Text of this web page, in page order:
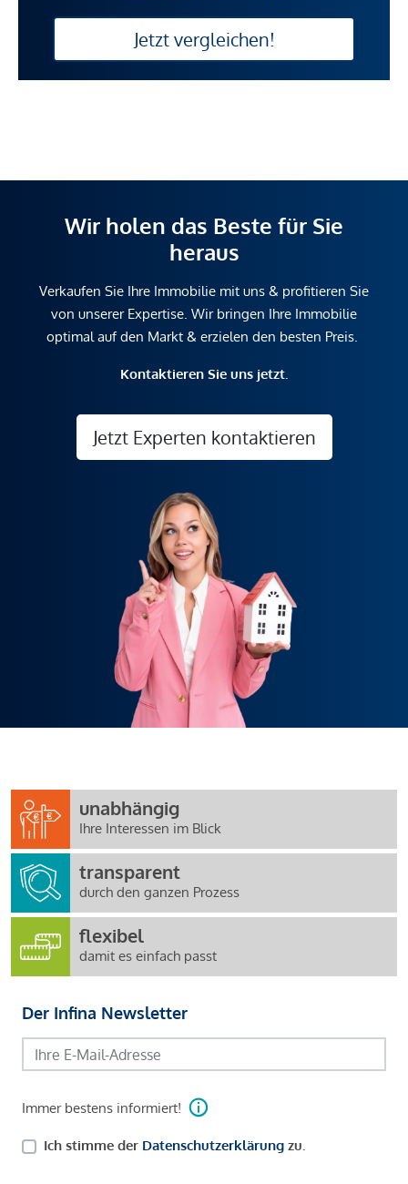
Jetzt vergleichen!
Wir holen das Beste für Sie
heraus
Verkaufen Sie Ihre Immobilie mit uns & profitieren Sie
von unserer Expertise. Wir bringen Ihre Immobilie
optimal auf den Markt & erzielen den besten Preis.
Kontaktieren Sie uns jetzt.
Jetzt Experten kontaktieren
unabhängig
Ihre Interessen im Blick
transparent
durch den ganzen Prozess
flexibel
damit es einfach passt
Der Infina Newsletter
Immer bestens informiert!
Ich stimme der Datenschutzerklärung zu.